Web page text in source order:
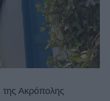
της Ακρόπολης